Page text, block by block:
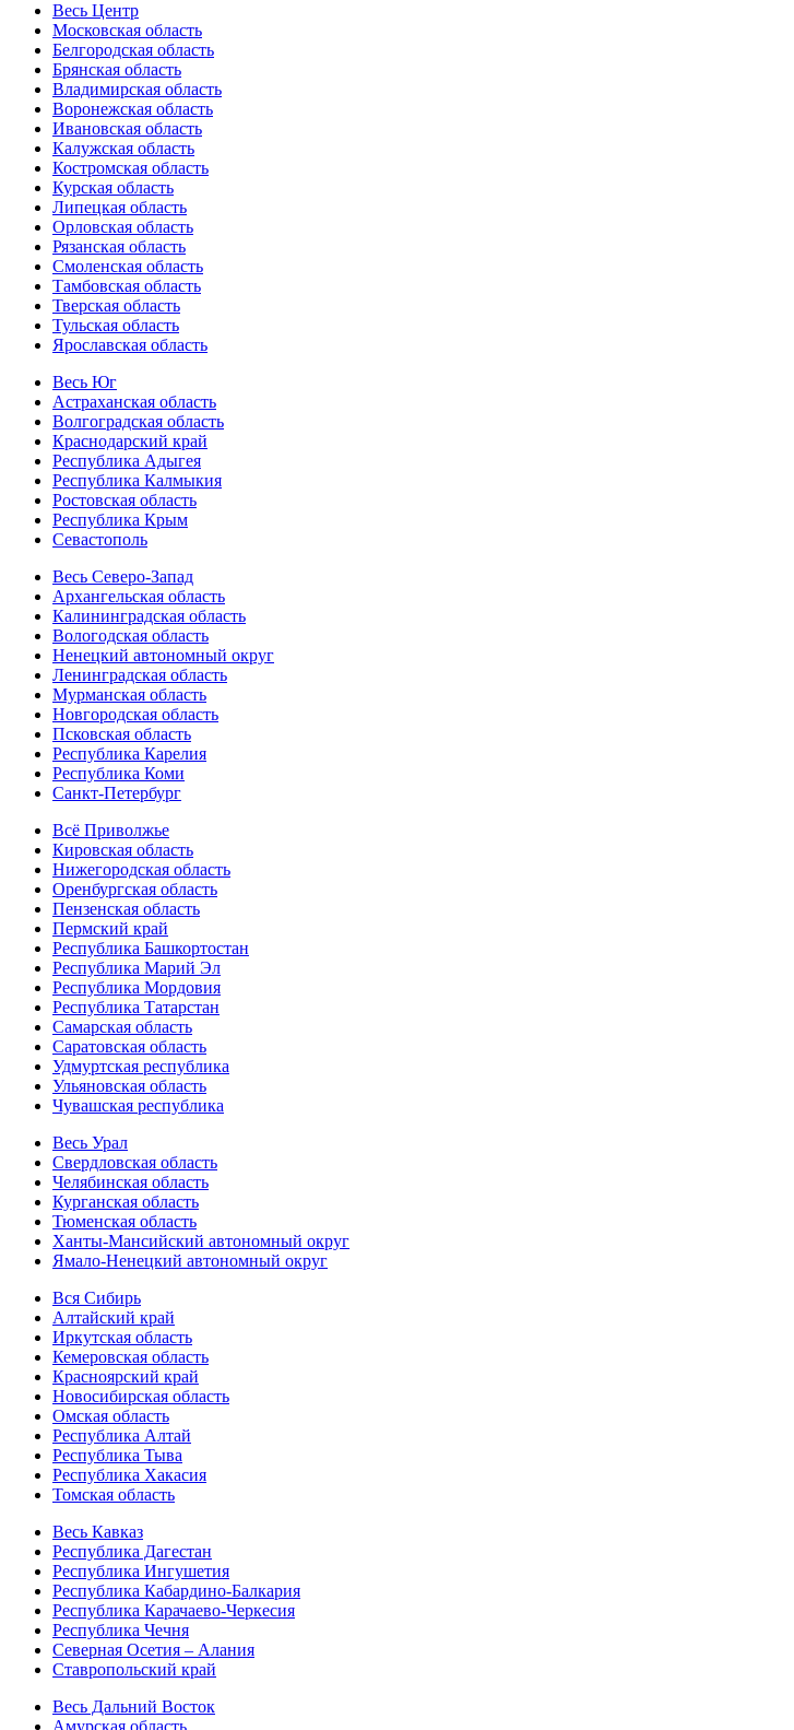
Весь Центр
Московская область
Белгородская область
Брянская область
Владимирская область
Воронежская область
Ивановская область
Калужская область
Костромская область
Курская область
Липецкая область
Орловская область
Рязанская область
Смоленская область
Тамбовская область
Тверская область
Тульская область
Ярославская область
Весь Юг
Астраханская область
Волгоградская область
Краснодарский край
Республика Адыгея
Республика Калмыкия
Ростовская область
Республика Крым
Севастополь
Весь Северо-Запад
Архангельская область
Калининградская область
Вологодская область
Ненецкий автономный округ
Ленинградская область
Мурманская область
Новгородская область
Псковская область
Республика Карелия
Республика Коми
Санкт-Петербург
Всё Приволжье
Кировская область
Нижегородская область
Оренбургская область
Пензенская область
Пермский край
Республика Башкортостан
Республика Марий Эл
Республика Мордовия
Республика Татарстан
Самарская область
Саратовская область
Удмуртская республика
Ульяновская область
Чувашская республика
Весь Урал
Свердловская область
Челябинская область
Курганская область
Тюменская область
Ханты-Мансийский автономный округ
Ямало-Ненецкий автономный округ
Вся Сибирь
Алтайский край
Иркутская область
Кемеровская область
Красноярский край
Новосибирская область
Омская область
Республика Алтай
Республика Тыва
Республика Хакасия
Томская область
Весь Кавказ
Республика Дагестан
Республика Ингушетия
Республика Кабардино-Балкария
Республика Карачаево-Черкесия
Республика Чечня
Северная Осетия – Алания
Ставропольский край
Весь Дальний Восток
Амурская область